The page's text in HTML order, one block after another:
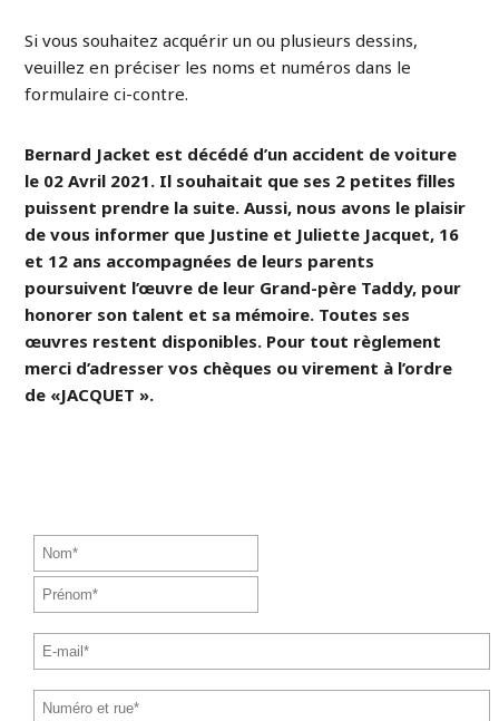
Si vous souhaitez acquérir un ou plusieurs dessins,
veuillez en préciser les noms et numéros dans le
formulaire ci-contre.
Bernard Jacket est décédé d’un accident de voiture
le 02 Avril 2021. Il souhaitait que ses 2 petites filles
puissent prendre la suite. Aussi, nous avons le plaisir
de vous informer que Justine et Juliette Jacquet, 16
et 12 ans accompagnées de leurs parents
poursuivent l’œuvre de leur Grand-père Taddy, pour
honorer son talent et sa mémoire. Toutes ses
œuvres restent disponibles. Pour tout règlement
merci d’adresser vos chèques ou virement à l’ordre
de «JACQUET ».